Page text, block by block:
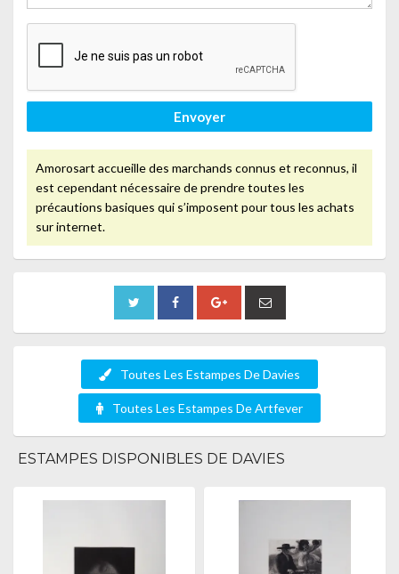
Envoyer
Amorosart accueille des marchands connus et reconnus, il
est cependant nécessaire de prendre toutes les
précautions basiques qui s’imposent pour tous les achats
sur internet.
Toutes Les Estampes De Davies
Toutes Les Estampes De Artfever
ESTAMPES DISPONIBLES DE DAVIES